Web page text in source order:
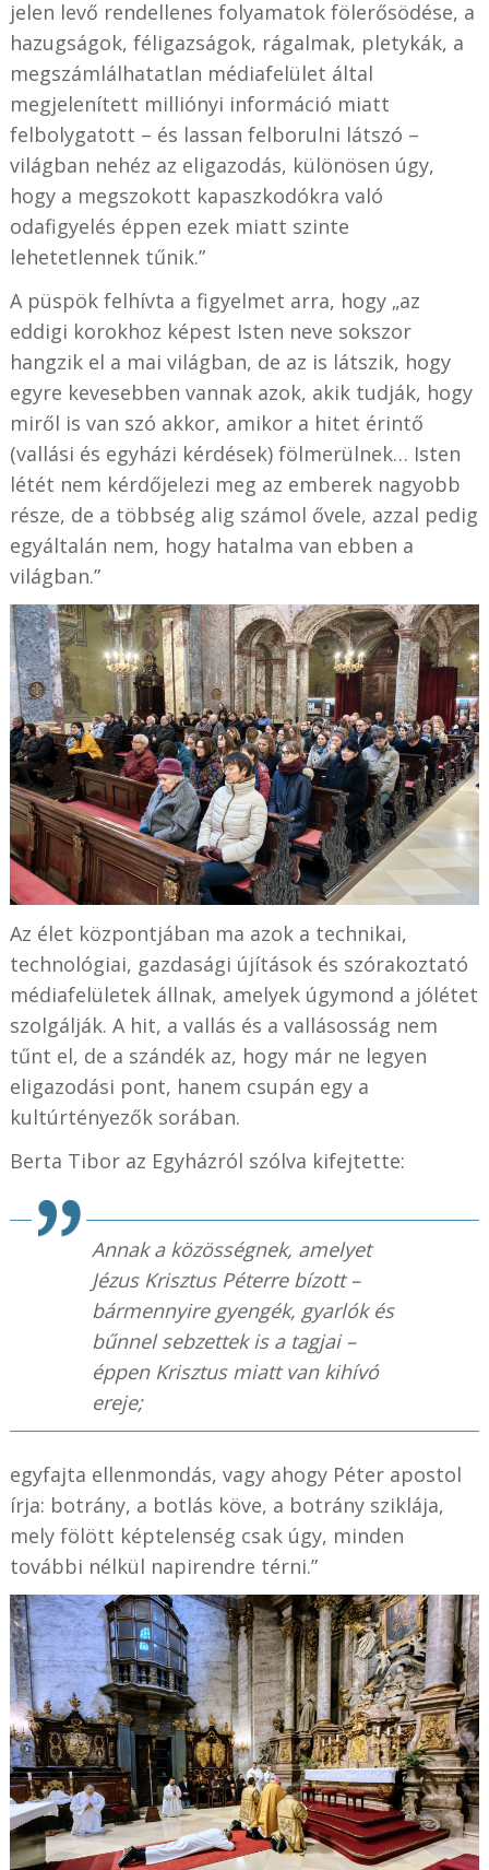
jelen levő rendellenes folyamatok fölerősödése, a
hazugságok, féligazságok, rágalmak, pletykák, a
megszámlálhatatlan médiafelület által
megjelenített milliónyi információ miatt
felbolygatott – és lassan felborulni látszó –
világban nehéz az eligazodás, különösen úgy,
hogy a megszokott kapaszkodókra való
odafigyelés éppen ezek miatt szinte
lehetetlennek tűnik.”
A püspök felhívta a figyelmet arra, hogy „az
eddigi korokhoz képest Isten neve sokszor
hangzik el a mai világban, de az is látszik, hogy
egyre kevesebben vannak azok, akik tudják, hogy
miről is van szó akkor, amikor a hitet érintő
(vallási és egyházi kérdések) fölmerülnek… Isten
létét nem kérdőjelezi meg az emberek nagyobb
része, de a többség alig számol ővele, azzal pedig
egyáltalán nem, hogy hatalma van ebben a
világban.”
Az élet központjában ma azok a technikai,
technológiai, gazdasági újítások és szórakoztató
médiafelületek állnak, amelyek úgymond a jólétet
szolgálják. A hit, a vallás és a vallásosság nem
tűnt el, de a szándék az, hogy már ne legyen
eligazodási pont, hanem csupán egy a
kultúrtényezők sorában.
Berta Tibor az Egyházról szólva kifejtette:
Annak a közösségnek, amelyet
Jézus Krisztus Péterre bízott –
bármennyire gyengék, gyarlók és
bűnnel sebzettek is a tagjai –
éppen Krisztus miatt van kihívó
ereje;
egyfajta ellenmondás, vagy ahogy Péter apostol
írja: botrány, a botlás köve, a botrány sziklája,
mely fölött képtelenség csak úgy, minden
további nélkül napirendre térni.”